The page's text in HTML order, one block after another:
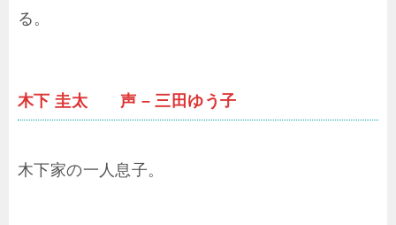
る。
木下 圭太 声 – 三田ゆう子
木下家の一人息子。